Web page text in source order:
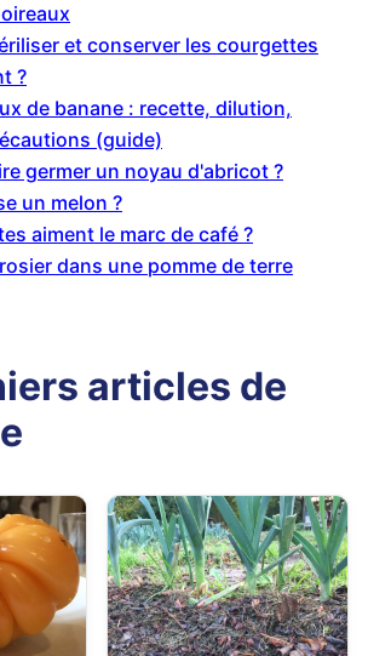
et conserver les courgettes
?
de banane : recette, dilution,
(guide)
germer un noyau d'abricot ?
un melon ?
aiment le marc de café ?
dans une pomme de terre
articles de